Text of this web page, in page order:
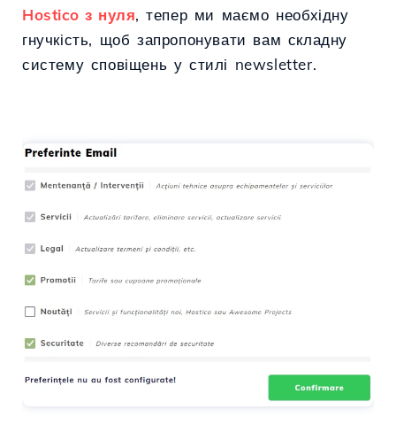
Hostico з нуля, тепер ми маємо необхідну
гнучкість, щоб запропонувати вам складну
систему сповіщень у стилі newsletter.